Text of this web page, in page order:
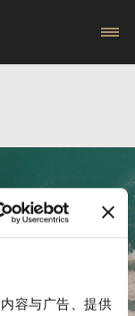
容与广告、提供